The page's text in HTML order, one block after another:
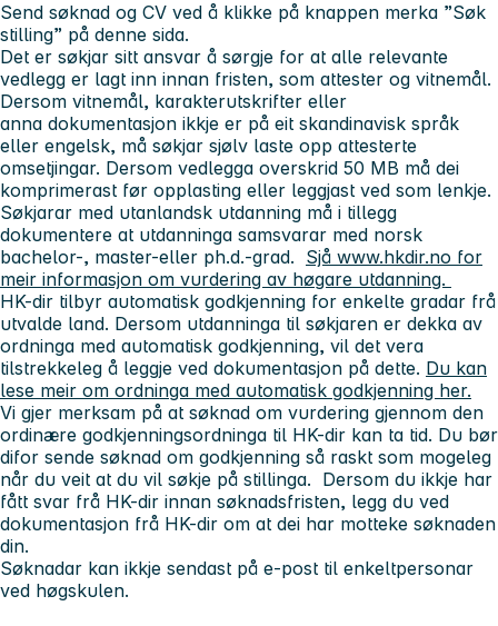
Send søknad og CV ved å klikke på knappen merka ”Søk
stilling” på denne sida.
Det er søkjar sitt ansvar å sørgje for at alle relevante
vedlegg er lagt inn innan fristen, som attester og vitnemål.
Dersom vitnemål, karakterutskrifter eller
anna dokumentasjon ikkje er på eit skandinavisk språk
eller engelsk, må søkjar sjølv laste opp attesterte
omsetjingar. Dersom vedlegga overskrid 50 MB må dei
komprimerast før opplasting eller leggjast ved som lenkje.
Søkjarar med utanlandsk utdanning må i tillegg
dokumentere at utdanninga samsvarar med norsk
bachelor-, master-eller ph.d.-grad. Sjå www.hkdir.no for
meir informasjon om vurdering av høgare utdanning.
HK-dir tilbyr automatisk godkjenning for enkelte gradar frå
utvalde land. Dersom utdanninga til søkjaren er dekka av
ordninga med automatisk godkjenning, vil det vera
tilstrekkeleg å leggje ved dokumentasjon på dette. Du kan
lese meir om ordninga med automatisk godkjenning her.
Vi gjer merksam på at søknad om vurdering gjennom den
ordinære godkjenningsordninga til HK-dir kan ta tid. Du bør
difor sende søknad om godkjenning så raskt som mogeleg
når du veit at du vil søkje på stillinga. Dersom du ikkje har
fått svar frå HK-dir innan søknadsfristen, legg du ved
dokumentasjon frå HK-dir om at dei har motteke søknaden
din.
Søknadar kan ikkje sendast på e-post til enkeltpersonar
ved høgskulen.